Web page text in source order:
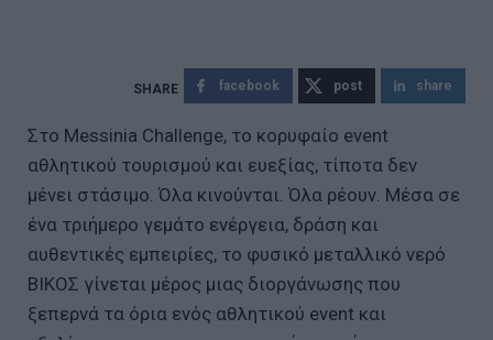
facebook post share
Στο Messinia Challenge, το κορυφαίο event
αθλητικού τουρισμού και ευεξίας, τίποτα δεν
μένει στάσιμο. Όλα κινούνται. Όλα ρέουν. Μέσα σε
ένα τριήμερο γεμάτο ενέργεια, δράση και
αυθεντικές εμπειρίες, το φυσικό μεταλλικό νερό
ΒΙΚΟΣ γίνεται μέρος μιας διοργάνωσης που
ξεπερνά τα όρια ενός αθλητικού event και